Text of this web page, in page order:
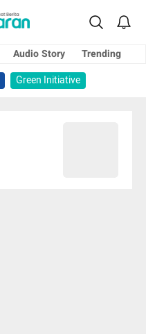
Audio Story
Trending
Green Initiative